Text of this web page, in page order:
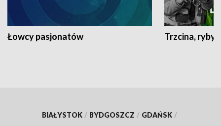
Łowcy pasjonatów Trzcina, ryby
BIAŁYSTOK / BYDGOSZCZ / GDAŃSK /